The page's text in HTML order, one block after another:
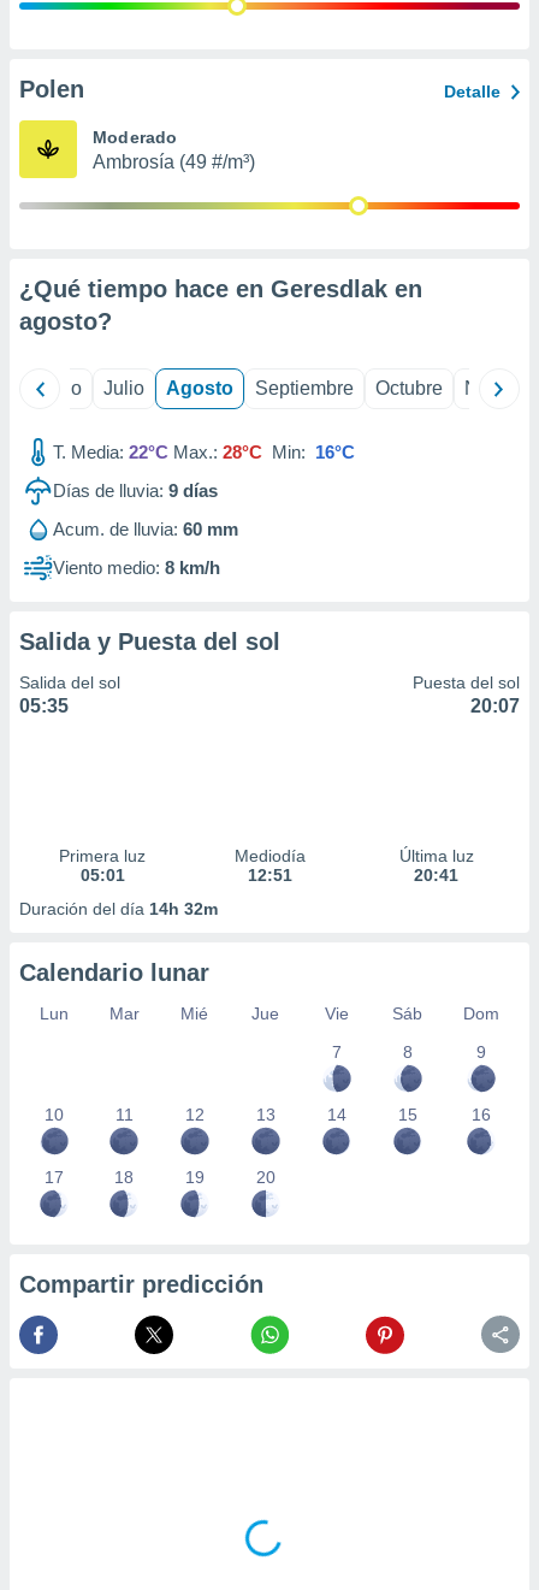
publicidad
de
Polen Detalle
Moderado
Ambrosía (49 #/m³)
¿Qué tiempo hace en Geresdlak en
agosto?
Junio Julio Agosto Septiembre Octubre
T. Media: 22°C Max.: 28°C Min: 16°C
Días de lluvia: 9 días
Acum. de lluvia: 60 mm
Viento medio: 8 km/h
Salida y Puesta del sol
Salida del sol
05:35
Puesta del sol
20:07
Primera luz
05:01
Mediodía
12:51
Última luz
20:41
Duración del día 14h 32m
Calendario lunar
Lun Mar Mié Jue Vie Sáb
Dom
7
8 9
10 11 12 13 14 15 16
17 18 19 20
Compartir predicción